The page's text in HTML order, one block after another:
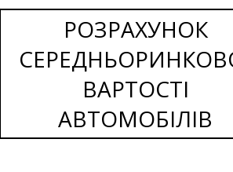
РОЗРАХУНОК
ВАРТОСТІ
АВТОМОБІЛІВ